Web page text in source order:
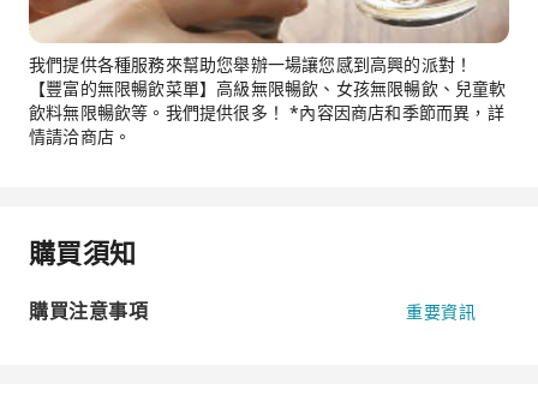
我們提供各種服務來幫助您舉辦一場讓您感到高興的派對！
【豐富的無限暢飲菜單】高級無限暢飲、女孩無限暢飲、兒童軟
飲料無限暢飲等。我們提供很多！ *內容因商店和季節而異，詳
情請洽商店。
購買須知
購買注意事項 重要資訊